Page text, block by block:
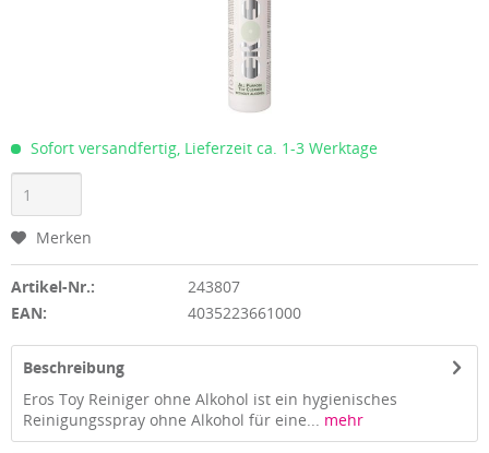
Sofort versandfertig, Lieferzeit ca. 1-3 Werktage
Merken
Artikel-Nr.:
243807
EAN:
4035223661000
Beschreibung
Eros Toy Reiniger ohne Alkohol ist ein hygienisches
Reinigungsspray ohne Alkohol für eine... mehr